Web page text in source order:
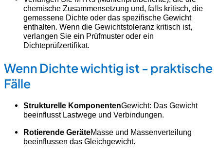
chemische Zusammensetzung und, falls kritisch, die
gemessene Dichte oder das spezifische Gewicht
enthalten. Wenn die Gewichtstoleranz kritisch ist,
verlangen Sie ein Prüfmuster oder ein
Dichteprüfzertifikat.
Wenn Dichte wichtig ist - praktische
Fälle
Strukturelle KomponentenGewicht: Das Gewicht
beeinflusst Lastwege und Verbindungen.
Rotierende GeräteMasse und Massenverteilung
beeinflussen das Gleichgewicht.